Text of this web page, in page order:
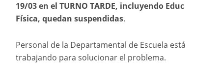
19/03 en el TURNO TARDE, incluyendo Educ
Física, quedan suspendidas.
Personal de la Departamental de Escuela está
trabajando para solucionar el problema.